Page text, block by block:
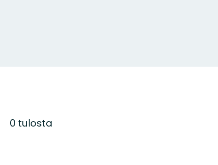
0 tulosta